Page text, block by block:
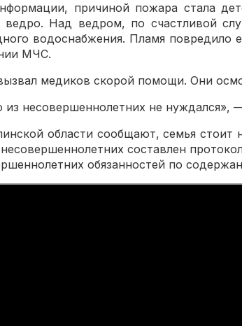
причиной пожара стала
Над ведром, по счастливой
водоснабжения. Пламя
МЧС.
медиков скорой помощи. Они
из несовершеннолетних не нуждался»,
области сообщают, семья стоит
составлен
обязанностей по